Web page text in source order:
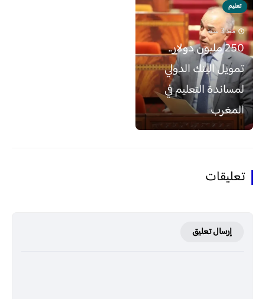
تعليم
منذ 3 سنة
250 مليون دولار..
تمويل البنك الدولي
لمساندة التعليم في
المغرب
تعليقات
إرسال تعليق